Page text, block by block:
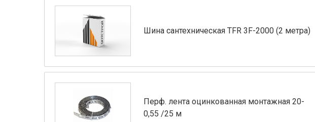
Шина сантехническая TFR 3F-2000 (2 метра)
Перф. лента оцинкованная монтажная 20-
0,55 /25 м